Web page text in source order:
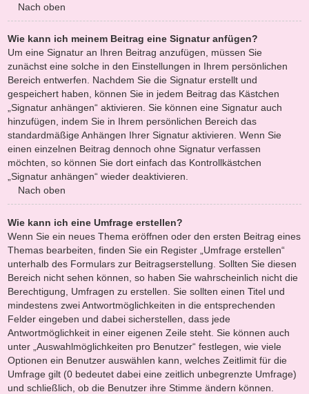
Nach oben
Wie kann ich meinem Beitrag eine Signatur anfügen?
Um eine Signatur an Ihren Beitrag anzufügen, müssen Sie
zunächst eine solche in den Einstellungen in Ihrem persönlichen
Bereich entwerfen. Nachdem Sie die Signatur erstellt und
gespeichert haben, können Sie in jedem Beitrag das Kästchen
„Signatur anhängen“ aktivieren. Sie können eine Signatur auch
hinzufügen, indem Sie in Ihrem persönlichen Bereich das
standardmäßige Anhängen Ihrer Signatur aktivieren. Wenn Sie
einen einzelnen Beitrag dennoch ohne Signatur verfassen
möchten, so können Sie dort einfach das Kontrollkästchen
„Signatur anhängen“ wieder deaktivieren.
Nach oben
Wie kann ich eine Umfrage erstellen?
Wenn Sie ein neues Thema eröffnen oder den ersten Beitrag eines
Themas bearbeiten, finden Sie ein Register „Umfrage erstellen“
unterhalb des Formulars zur Beitragserstellung. Sollten Sie diesen
Bereich nicht sehen können, so haben Sie wahrscheinlich nicht die
Berechtigung, Umfragen zu erstellen. Sie sollten einen Titel und
mindestens zwei Antwortmöglichkeiten in die entsprechenden
Felder eingeben und dabei sicherstellen, dass jede
Antwortmöglichkeit in einer eigenen Zeile steht. Sie können auch
unter „Auswahlmöglichkeiten pro Benutzer“ festlegen, wie viele
Optionen ein Benutzer auswählen kann, welches Zeitlimit für die
Umfrage gilt (0 bedeutet dabei eine zeitlich unbegrenzte Umfrage)
und schließlich, ob die Benutzer ihre Stimme ändern können.